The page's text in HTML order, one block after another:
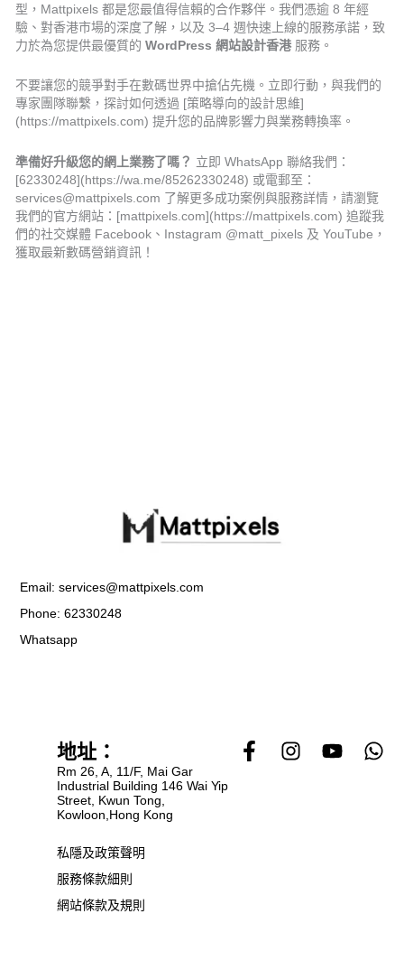
型，Mattpixels 都是您最值得信賴的合作夥伴。我們憑逾 8 年經
驗、對香港市場的深度了解，以及 3–4 週快速上線的服務承諾，致
力於為您提供最優質的WordPress 網站設計香港服務。
不要讓您的競爭對手在數碼世界中搶佔先機。立即行動，與我們的
專家團隊聯繫，探討如何透過 [策略導向的設計思維]
(https://mattpixels.com) 提升您的品牌影響力與業務轉換率。
準備好升級您的網上業務了嗎？ 立即 WhatsApp 聯絡我們：
[62330248](https://wa.me/85262330248) 或電郵至：
services@mattpixels.com 了解更多成功案例與服務詳情，請瀏覽
我們的官方網站：[mattpixels.com](https://mattpixels.com) 追蹤我
們的社交媒體 Facebook、Instagram @matt_pixels 及 YouTube，
獲取最新數碼營銷資訊！
F
a
I Y W
地址：
Rm 26, A, 11/F, Mai Gar
Industrial Building 146 Wai Yip
Street, Kwun Tong,
Kowloon,Hong Kong
私隱及政策聲明
服務條款細則
網站條款及規則
Email: services@mattpixels.com
Phone: 62330248
Whatsapp